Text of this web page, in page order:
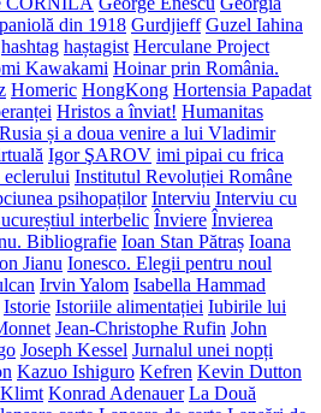
din 1918 Gurdjieff Guzel Iahina
hashtag haștagist Herculane Project
Kawakami Hoinar prin România.
Homeric HongKong Hortensia Papadat
Hristos a înviat! Humanitas
și a doua venire a lui Vladimir
Igor ŞAROV imi pipai cu frica
eclerului Institutul Revoluției Române
psihopaților Interviu Interviu cu
interbelic Înviere Învierea
Bibliografie Ioan Stan Pătraș Ioana
Jianu Ionesco. Elegii pentru noul
Irvin Yalom Isabella Hammad
Istorie Istoriile alimentației Iubirile lui
Jean-Christophe Rufin John
Joseph Kessel Jurnalul unei nopți
Kazuo Ishiguro Kefren Kevin Dutton
Klimt Konrad Adenauer La Două